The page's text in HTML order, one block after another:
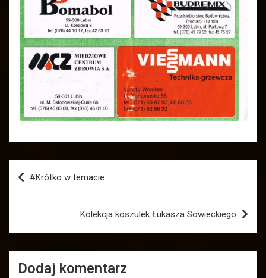
Nawigacja
wpisu
#Krótko w temacie
Kolekcja koszulek Łukasza Sowieckiego
Dodaj komentarz